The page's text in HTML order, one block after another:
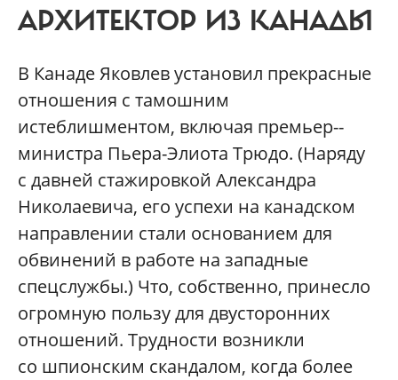
АРХИТЕКТОР ИЗ КАНАДЫ
В Канаде Яковлев установил прекрасные
отношения с тамошним
истеблишментом, включая премьер-­
министра Пьера-­Элиота Трюдо. (Наряду
с давней стажировкой Александра
Николаевича, его успехи на канадском
направлении стали основанием для
обвинений в работе на западные
спецслужбы.) Что, собственно, принесло
огромную пользу для двусторонних
отношений. Трудности возникли
со шпионским скандалом, когда более